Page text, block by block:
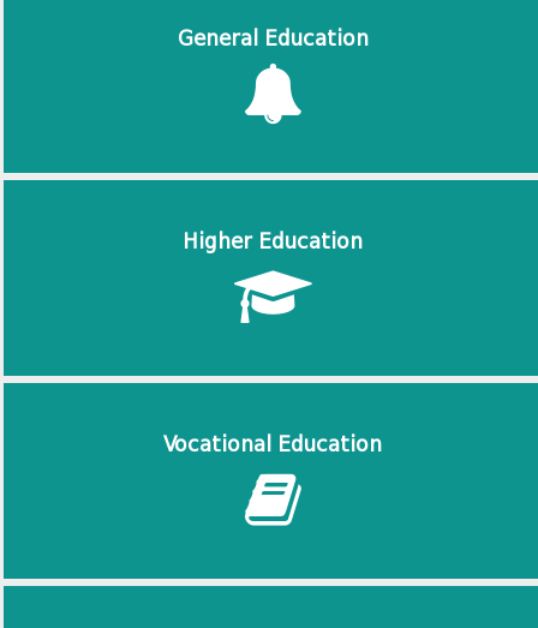
General Education
Higher Education
Vocational Education